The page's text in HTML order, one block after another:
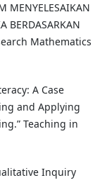
MENYELESAIKAN
BERDASARKAN
Mathematics
A Case
and Applying
Teaching in
Inquiry